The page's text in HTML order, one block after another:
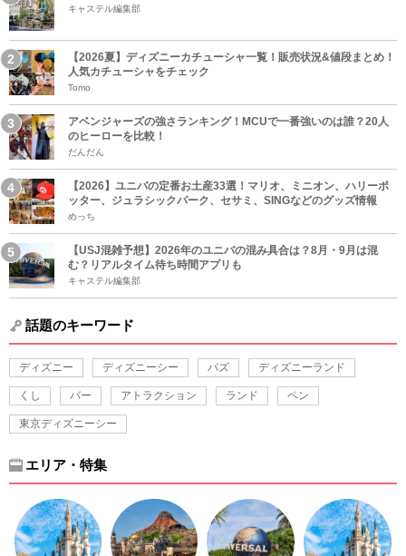
キャステル編集部
【2026夏】ディズニーカチューシャ一覧！販売状況&値段まとめ！
人気カチューシャをチェック
Tomo
アベンジャーズの強さランキング！MCUで一番強いのは誰？20人
のヒーローを比較！
だんだん
【2026】ユニバの定番お土産33選！マリオ、ミニオン、ハリーポ
ッター、ジュラシックパーク、セサミ、SINGなどのグッズ情報
めっち
【USJ混雑予想】2026年のユニバの混み具合は？8月・9月は混
む？リアルタイム待ち時間アプリも
キャステル編集部
話題のキーワード
ディズニー ディズニーシー バズ ディズニーランド
くし バー アトラクション ランド ペン
東京ディズニーシー
エリア・特集